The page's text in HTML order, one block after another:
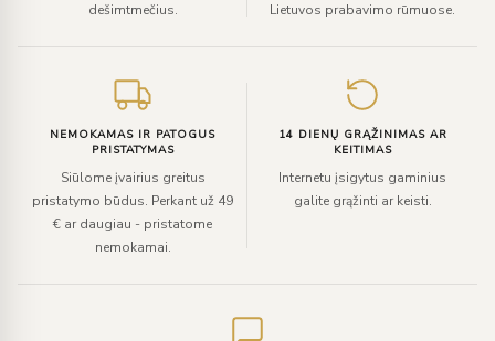
dešimtmečius.
Lietuvos prabavimo rūmuose.
NEMOKAMAS IR PATOGUS
PRISTATYMAS
Siūlome įvairius greitus
pristatymo būdus. Perkant už 49
€ ar daugiau - pristatome
nemokamai.
14 DIENŲ GRĄŽINIMAS AR
KEITIMAS
Internetu įsigytus gaminius
galite grąžinti ar keisti.